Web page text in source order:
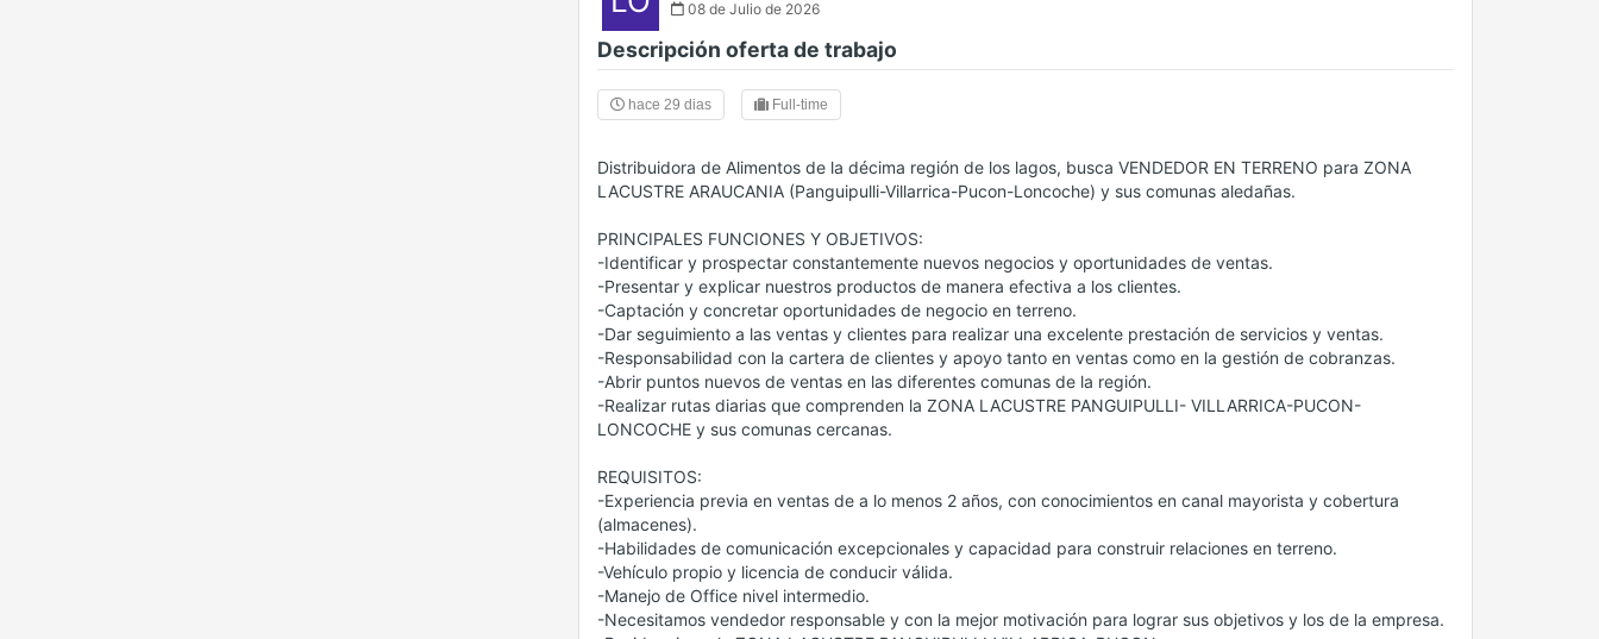
08 de Julio de 2026
Descripción oferta de trabajo
hace 29 dias Full-time
Distribuidora de Alimentos de la décima región de los lagos, busca VENDEDOR EN TERRENO para ZONA
LACUSTRE ARAUCANIA (Panguipulli-Villarrica-Pucon-Loncoche) y sus comunas aledañas.
PRINCIPALES FUNCIONES Y OBJETIVOS:
-Identificar y prospectar constantemente nuevos negocios y oportunidades de ventas.
-Presentar y explicar nuestros productos de manera efectiva a los clientes.
-Captación y concretar oportunidades de negocio en terreno.
-Dar seguimiento a las ventas y clientes para realizar una excelente prestación de servicios y ventas.
-Responsabilidad con la cartera de clientes y apoyo tanto en ventas como en la gestión de cobranzas.
-Abrir puntos nuevos de ventas en las diferentes comunas de la región.
-Realizar rutas diarias que comprenden la ZONA LACUSTRE PANGUIPULLI- VILLARRICA-PUCON-
LONCOCHE y sus comunas cercanas.
REQUISITOS:
-Experiencia previa en ventas de a lo menos 2 años, con conocimientos en canal mayorista y cobertura
(almacenes).
-Habilidades de comunicación excepcionales y capacidad para construir relaciones en terreno.
-Vehículo propio y licencia de conducir válida.
-Manejo de Office nivel intermedio.
-Necesitamos vendedor responsable y con la mejor motivación para lograr sus objetivos y los de la empresa.